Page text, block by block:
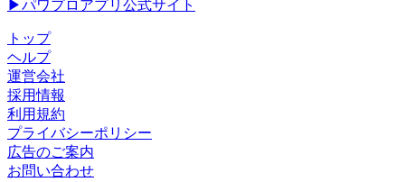
▶パワプロアプリ公式サイト
トップ
ヘルプ
運営会社
採用情報
利用規約
プライバシーポリシー
広告のご案内
お問い合わせ